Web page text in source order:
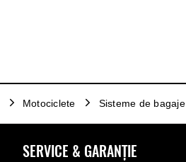
Motociclete Sisteme de bagaje
SERVICE & GARANȚIE